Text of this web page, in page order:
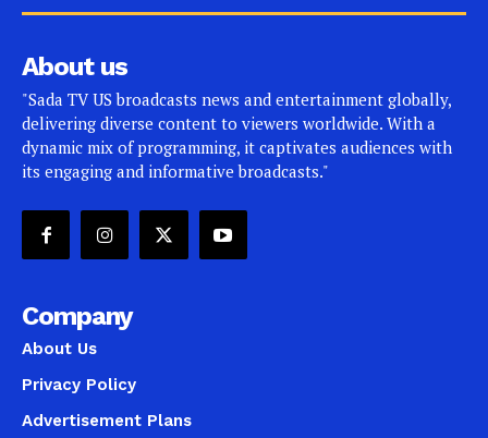
About us
"Sada TV US broadcasts news and entertainment globally,
delivering diverse content to viewers worldwide. With a
dynamic mix of programming, it captivates audiences with
its engaging and informative broadcasts."
Company
About Us
Privacy Policy
Advertisement Plans